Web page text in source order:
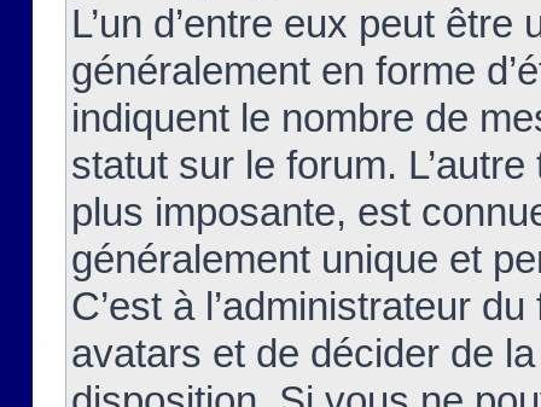
L’un d’entre eux peut
généralement en forme
indiquent le nombre de
statut sur le forum.
plus imposante, est
généralement unique et
C’est à l’administrateur
avatars et de décider de